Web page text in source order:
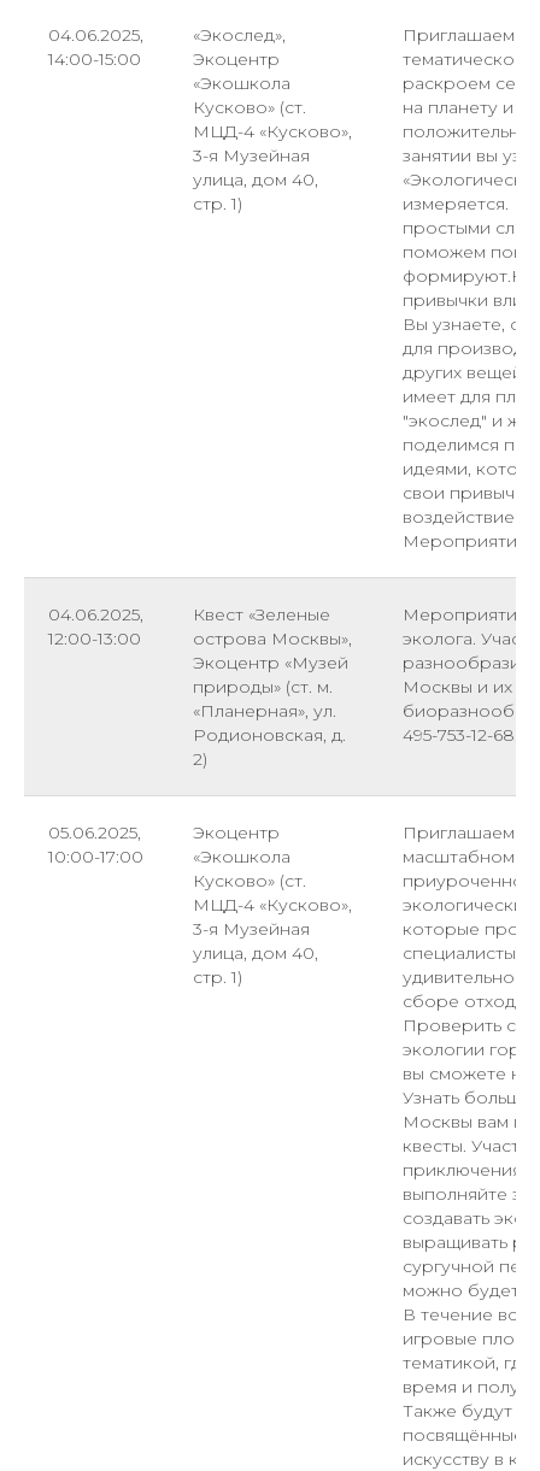
04.06.2025,
14:00-15:00
«Экослед»,
Экоцентр
«Экошкола
Кусково» (ст.
МЦД-4 «Кусково»,
3-я Музейная
улица, дом 40,
стр. 1)
Приглашаем
тематическое
раскроем
на планету и
занятии вы
измеряется.
простыми
поможем
привычки
Вы узнаете,
для
других вещей,
имеет для
"экослед" и
поделимся
идеями,
свои привычки
воздействие
Мероприятие
04.06.2025,
12:00-13:00
Квест «Зеленые
острова Москвы»,
Экоцентр «Музей
природы» (ст. м.
«Планерная», ул.
Родионовская, д.
2)
Мероприятие
эколога.
разнообразии
Москвы и их
495-753-12-68.
05.06.2025,
10:00-17:00
Экоцентр
«Экошкола
Кусково» (ст.
МЦД-4 «Кусково»,
3-я Музейная
улица, дом 40,
стр. 1)
Приглашаем
масштабном
приуроченном
экологические
которые
специалисты,
удивительном
сборе
Проверить
экологии
вы сможете на
Узнать больше
Москвы вам
квесты.
приключениях,
выполняйте
создавать
выращивать
сургучной
можно будет
В течение
игровые
тематикой,
время и
Также будут
посвящённые
искусству в